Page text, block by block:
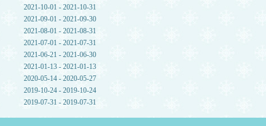
2021-10-01 - 2021-10-31
2021-09-01 - 2021-09-30
2021-08-01 - 2021-08-31
2021-07-01 - 2021-07-31
2021-06-21 - 2021-06-30
2021-01-13 - 2021-01-13
2020-05-14 - 2020-05-27
2019-10-24 - 2019-10-24
2019-07-31 - 2019-07-31